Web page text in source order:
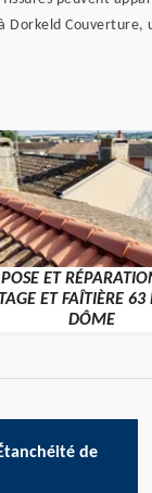
POSE ET
ET FAÎTIÈRE 63
DÔME
de